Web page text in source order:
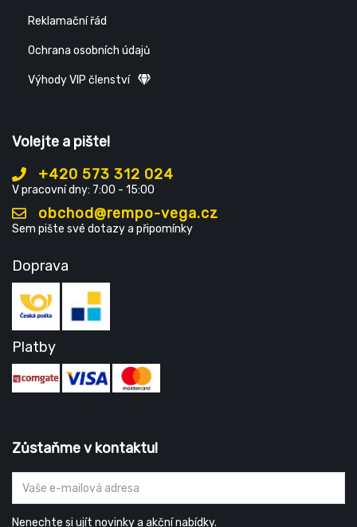
Reklamační řád
Ochrana osobních údajů
Výhody VIP členství
Volejte a pište!
+420 573 312 024
V pracovní dny: 7:00 - 15:00
obchod@rempo-vega.cz
Sem pište své dotazy a připomínky
Doprava
Platby
Zůstaňme v kontaktu!
Nenechte si ujít novinky a akční nabídky.